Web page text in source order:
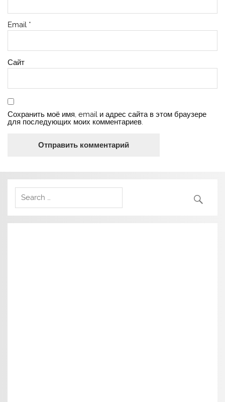
Email *
Сайт
Сохранить моё имя, email и адрес сайта в этом браузере
для последующих моих комментариев.